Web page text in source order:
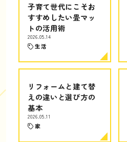
子育て世代にこそお
すすめしたい畳マッ
トの活用術
2026.05.14
生活
リフォームと建て替
えの違いと選び方の
基本
2026.05.11
家